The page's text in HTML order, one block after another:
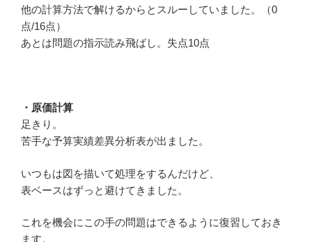
他の計算方法で解けるからとスルーしていました。（0
点/16点）
あとは問題の指示読み飛ばし。失点10点
・原価計算
足きり。
苦手な予算実績差異分析表が出ました。
いつもは図を描いて処理をするんだけど、
表ベースはずっと避けてきました。
これを機会にこの手の問題はできるように復習しておき
ます。